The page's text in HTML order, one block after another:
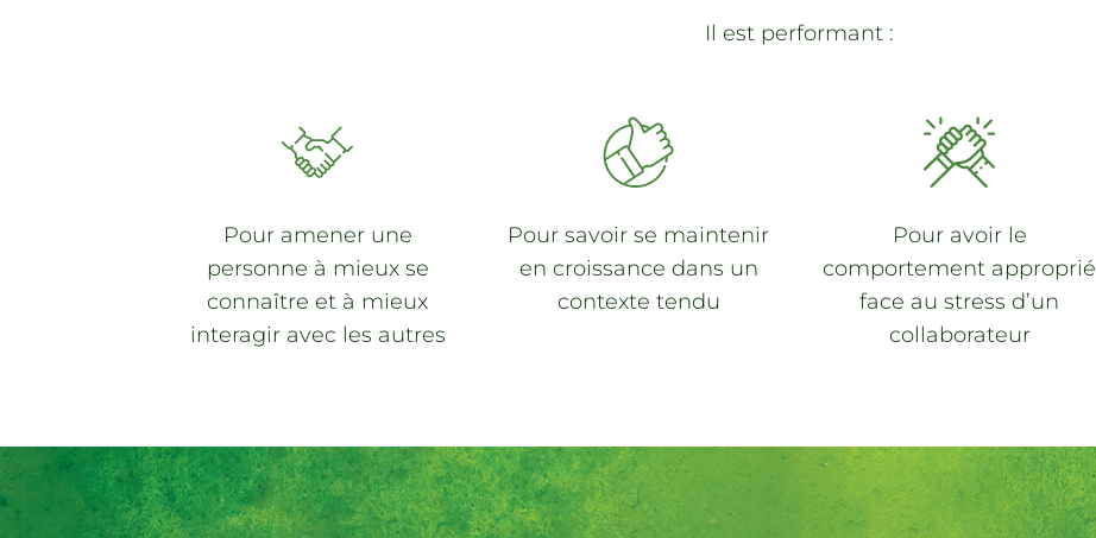
Il est performant :
Pour amener une
personne à mieux se
connaître et à mieux
interagir avec les autres
Pour savoir se maintenir
en croissance dans un
contexte tendu
Pour avoir le
comportement approprié
face au stress d’un
collaborateur